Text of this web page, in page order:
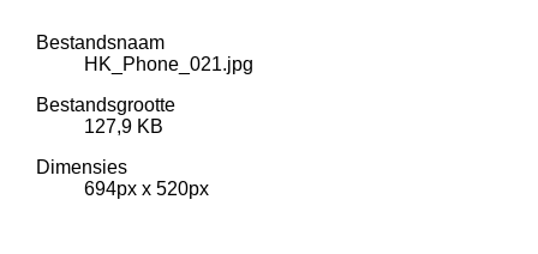
Bestandsnaam
HK_Phone_021.jpg
Bestandsgrootte
127,9 KB
Dimensies
694px x 520px